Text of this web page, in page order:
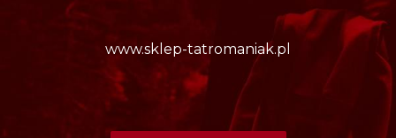
www.sklep-tatromaniak.pl